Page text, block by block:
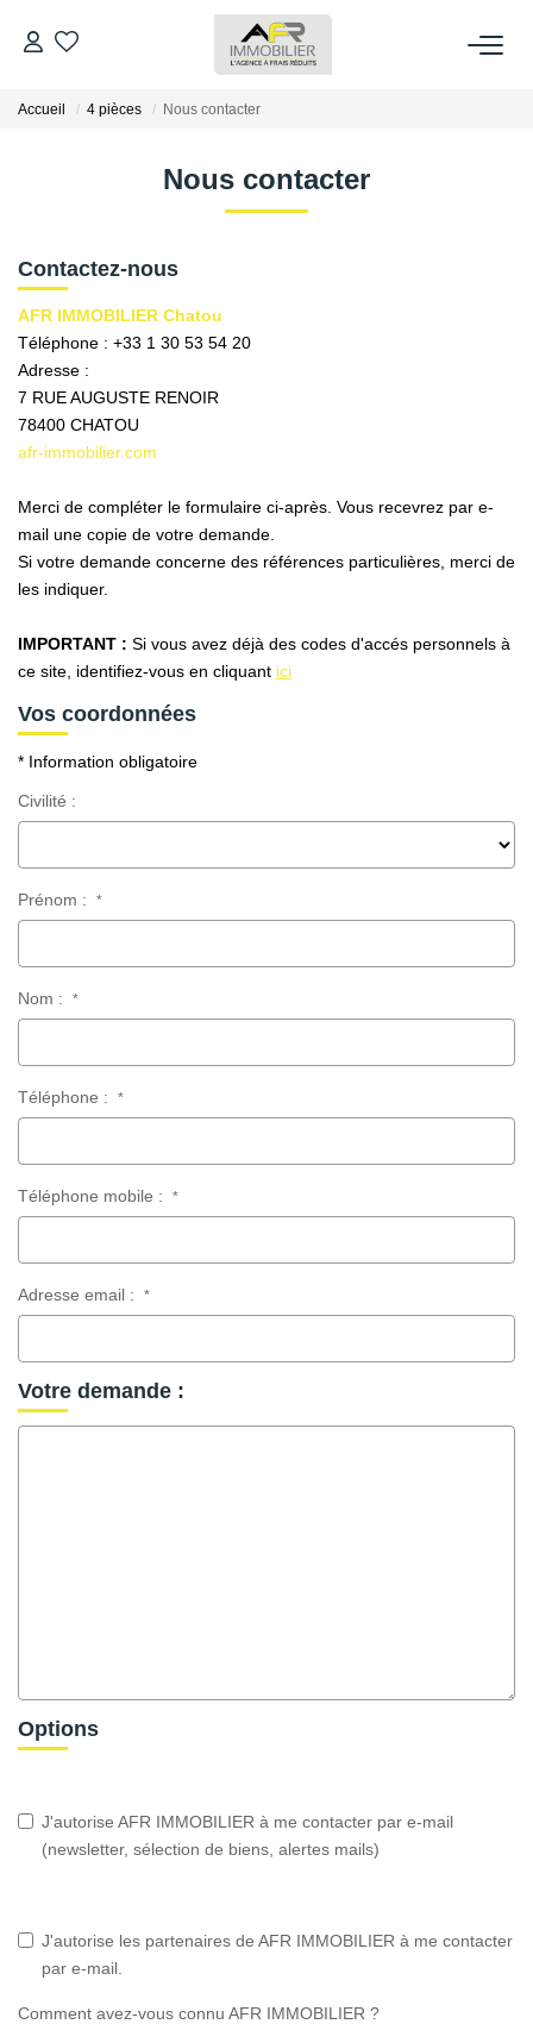
ACHETER
LOUER
FAIRE GÉRER
NOS AGENCES
AFR IMMOBILIER Bezons
AFR IMMOBILIER Carrières-Sur-Seine
AFR IMMOBILIER Chatou - Location | Gestion | Syndic
AFR IMMOBILIER Houilles
Accueil 4 pièces Nous contacter
Nous contacter
Contactez-nous
AFR IMMOBILIER Chatou
Téléphone : +33 1 30 53 54 20
Adresse :
7 RUE AUGUSTE RENOIR
78400 CHATOU
afr-immobilier.com
Merci de compléter le formulaire ci-après. Vous recevrez par e-
mail une copie de votre demande.
Si votre demande concerne des références particulières, merci de
les indiquer.
IMPORTANT : Si vous avez déjà des codes d'accés personnels à
ce site, identifiez-vous en cliquant ici
Vos coordonnées
* Information obligatoire
Civilité :
Prénom : *
Nom : *
Téléphone : *
Téléphone mobile : *
Adresse email : *
Votre demande :
Options
J'autorise AFR IMMOBILIER à me contacter par e-mail
(newsletter, sélection de biens, alertes mails)
J'autorise les partenaires de AFR IMMOBILIER à me contacter
par e-mail.
Comment avez-vous connu AFR IMMOBILIER ?